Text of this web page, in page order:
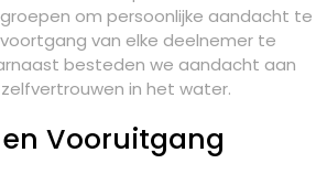
om persoonlijke aandacht te
van elke deelnemer te
besteden we aandacht aan
in het water.
en Vooruitgang